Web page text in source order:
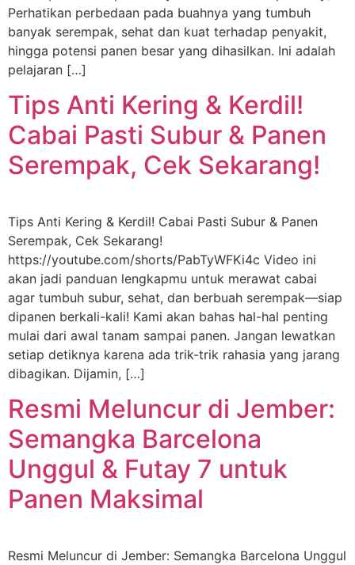
Perhatikan perbedaan pada buahnya yang tumbuh
banyak serempak, sehat dan kuat terhadap penyakit,
hingga potensi panen besar yang dihasilkan. Ini adalah
pelajaran […]
Tips Anti Kering & Kerdil!
Cabai Pasti Subur & Panen
Serempak, Cek Sekarang!
Tips Anti Kering & Kerdil! Cabai Pasti Subur & Panen
Serempak, Cek Sekarang!
https://youtube.com/shorts/PabTyWFKi4c Video ini
akan jadi panduan lengkapmu untuk merawat cabai
agar tumbuh subur, sehat, dan berbuah serempak—siap
dipanen berkali-kali! Kami akan bahas hal-hal penting
mulai dari awal tanam sampai panen. Jangan lewatkan
setiap detiknya karena ada trik-trik rahasia yang jarang
dibagikan. Dijamin, […]
Resmi Meluncur di Jember:
Semangka Barcelona
Unggul & Futay 7 untuk
Panen Maksimal
Resmi Meluncur di Jember: Semangka Barcelona Unggul